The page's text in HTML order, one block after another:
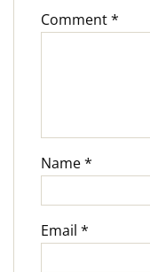
Comment*
Name*
Email *